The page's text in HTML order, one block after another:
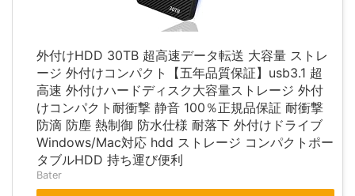
外付けHDD 30TB 超高速データ転送 大容量 ストレ
ージ 外付けコンパクト【五年品質保証】usb3.1 超
高速 外付けハードディスク大容量ストレージ 外付
けコンパクト耐衝撃 静音 100％正規品保証 耐衝撃
防滴 防塵 熱制御 防水仕様 耐落下 外付けドライブ
Windows/Mac対応 hdd ストレージ コンパクトポー
タブルHDD 持ち運び便利
Bater